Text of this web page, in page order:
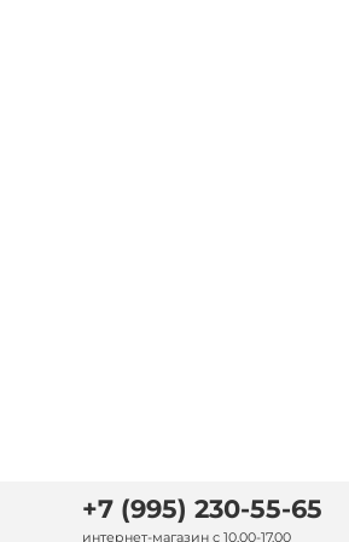
+7 (995) 230-55-65
интернет-магазин с 10.00-17.00